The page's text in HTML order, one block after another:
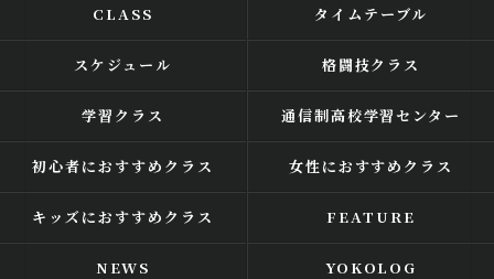
CLASS タイムテーブル
スケジュール 格闘技クラス
学習クラス 通信制高校学習センター
初心者におすすめクラス 女性におすすめクラス
キッズにおすすめクラス FEATURE
NEWS YOKOLOG